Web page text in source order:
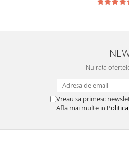
Nu rata
Vreau sa primesc
Afla mai multe in